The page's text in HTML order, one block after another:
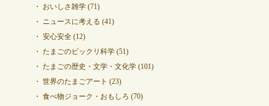
おいしさ雑学(71)
ニュースに考える (41)
安心安全(12)
たまごのビックリ科学(51)
たまごの歴史・文学・文化学(101)
世界のたまごアート (23)
食べ物ジョーク・おもしろ (70)